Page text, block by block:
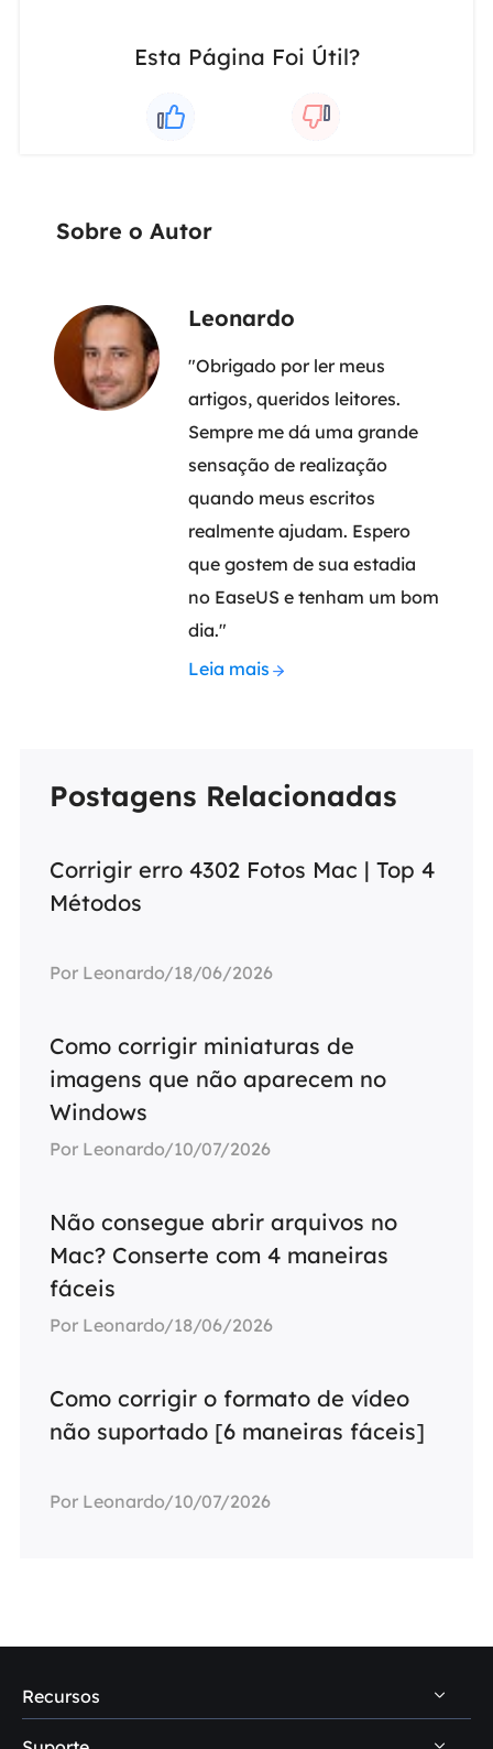
Esta Página Foi Útil?
Sobre o Autor
Leonardo
"Obrigado por ler meus
artigos, queridos leitores.
Sempre me dá uma grande
sensação de realização
quando meus escritos
realmente ajudam. Espero
que gostem de sua estadia
no EaseUS e tenham um bom
dia."
Leia mais
Postagens Relacionadas
Corrigir erro 4302 Fotos Mac | Top 4
Métodos
Por Leonardo/18/06/2026
Como corrigir miniaturas de
imagens que não aparecem no
Windows
Por Leonardo/10/07/2026
Não consegue abrir arquivos no
Mac? Conserte com 4 maneiras
fáceis
Por Leonardo/18/06/2026
Como corrigir o formato de vídeo
não suportado [6 maneiras fáceis]
Por Leonardo/10/07/2026
Recursos